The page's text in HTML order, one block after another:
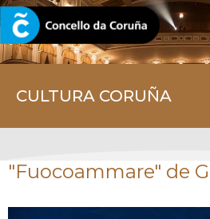
CULTURA CORUÑA
CORUNA.GAL
"Fuocoammare" de